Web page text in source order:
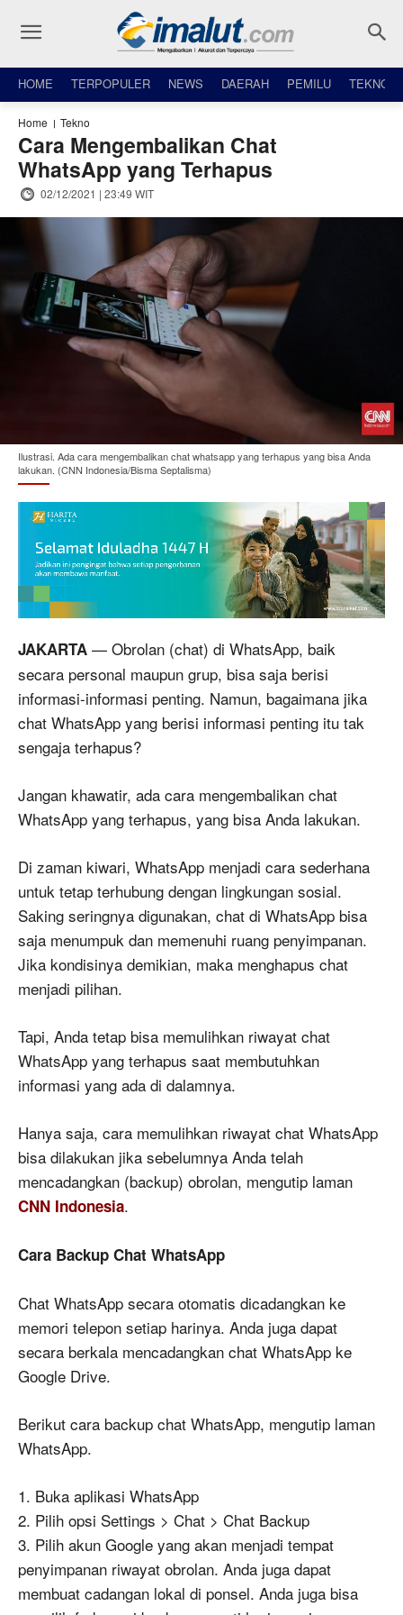
HOME TERPOPULER NEWS DAERAH PEMILU TEKNO
Home Tekno
Cara Mengembalikan Chat
WhatsApp yang Terhapus
02/12/2021 | 23:49 WIT
Ilustrasi. Ada cara mengembalikan chat whatsapp yang terhapus yang bisa Anda
lakukan. (CNN Indonesia/Bisma Septalisma)
JAKARTA — Obrolan (chat) di WhatsApp, baik
secara personal maupun grup, bisa saja berisi
informasi-informasi penting. Namun, bagaimana jika
chat WhatsApp yang berisi informasi penting itu tak
sengaja terhapus?
Jangan khawatir, ada cara mengembalikan chat
WhatsApp yang terhapus, yang bisa Anda lakukan.
Di zaman kiwari, WhatsApp menjadi cara sederhana
untuk tetap terhubung dengan lingkungan sosial.
Saking seringnya digunakan, chat di WhatsApp bisa
saja menumpuk dan memenuhi ruang penyimpanan.
Jika kondisinya demikian, maka menghapus chat
menjadi pilihan.
Tapi, Anda tetap bisa memulihkan riwayat chat
WhatsApp yang terhapus saat membutuhkan
informasi yang ada di dalamnya.
Hanya saja, cara memulihkan riwayat chat WhatsApp
bisa dilakukan jika sebelumnya Anda telah
mencadangkan (backup) obrolan, mengutip laman
CNN Indonesia.
Cara Backup Chat WhatsApp
Chat WhatsApp secara otomatis dicadangkan ke
memori telepon setiap harinya. Anda juga dapat
secara berkala mencadangkan chat WhatsApp ke
Google Drive.
Berikut cara backup chat WhatsApp, mengutip laman
WhatsApp.
1. Buka aplikasi WhatsApp
2. Pilih opsi Settings > Chat > Chat Backup
3. Pilih akun Google yang akan menjadi tempat
penyimpanan riwayat obrolan. Anda juga dapat
membuat cadangan lokal di ponsel. Anda juga bisa